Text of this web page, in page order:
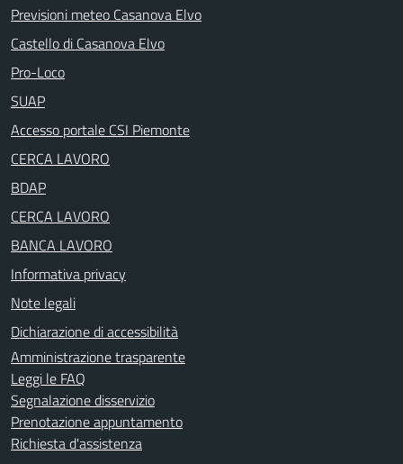
Previsioni meteo Casanova Elvo
Castello di Casanova Elvo
Pro-Loco
SUAP
Accesso portale CSI Piemonte
CERCA LAVORO
BDAP
CERCA LAVORO
BANCA LAVORO
Informativa privacy
Note legali
Dichiarazione di accessibilità
Amministrazione trasparente
Leggi le FAQ
Segnalazione disservizio
Prenotazione appuntamento
Richiesta d'assistenza